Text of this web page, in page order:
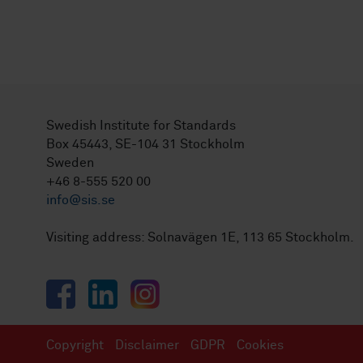
Swedish Institute for Standards
Box 45443, SE-104 31 Stockholm
Sweden
+46 8-555 520 00
info@sis.se
Visiting address: Solnavägen 1E, 113 65 Stockholm.
FacebookLinkedInInstagram
Copyright Disclaimer GDPR Cookies